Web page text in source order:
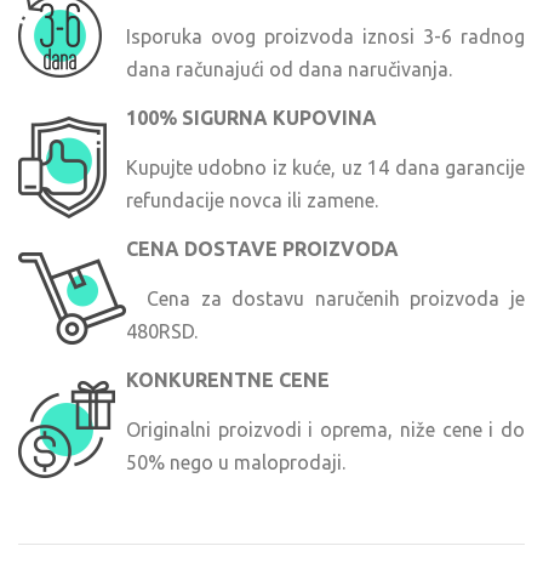
Isporuka ovog proizvoda iznosi 3-6 radnog
dana računajući od dana naručivanja.
100% SIGURNA KUPOVINA
Kupujte udobno iz kuće, uz 14 dana garancije
refundacije novca ili zamene.
CENA DOSTAVE PROIZVODA
Cena za dostavu naručenih proizvoda je
480RSD.
KONKURENTNE CENE
Originalni proizvodi i oprema, niže cene i do
50% nego u maloprodaji.